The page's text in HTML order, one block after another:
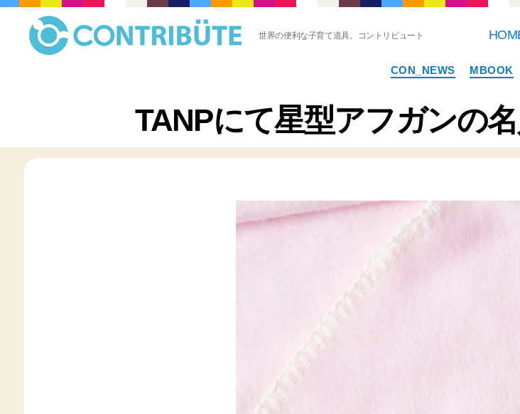
ト
リ
世界の便利な子育て道具。コントリビュート
テ
ー
CON_NEWS MBOOK
TANPにて星型アフガンの